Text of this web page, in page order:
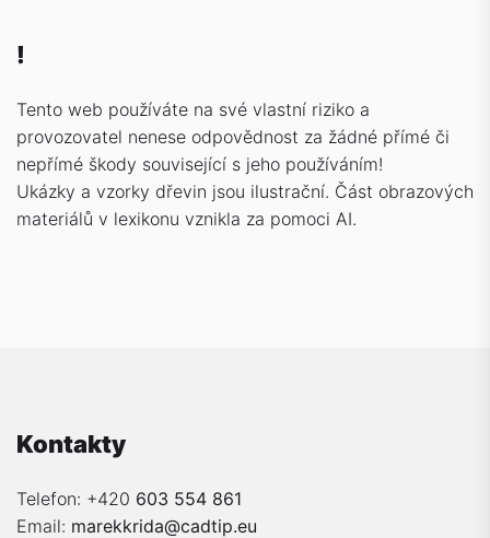
!
Tento web používáte na své vlastní riziko a
provozovatel nenese odpovědnost za žádné přímé či
nepřímé škody související s jeho používáním!
Ukázky a vzorky dřevin jsou ilustrační. Část obrazových
materiálů v lexikonu vznikla za pomoci AI.
Kontakty
Telefon: +420 603 554 861
Email: marekkrida@cadtip.eu